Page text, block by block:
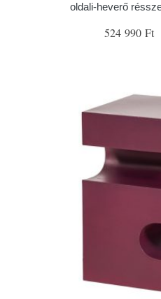
oldali-heverő
524 990 Ft